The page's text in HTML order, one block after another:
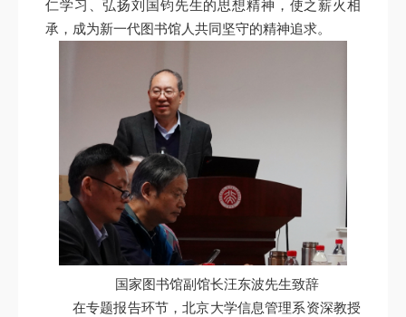
仁学习、弘扬刘国钧先生的思想精神，使之薪火相
承，成为新一代图书馆人共同坚守的精神追求。
国家图书馆副馆长汪东波先生致辞
在专题报告环节，北京大学信息管理系资深教授